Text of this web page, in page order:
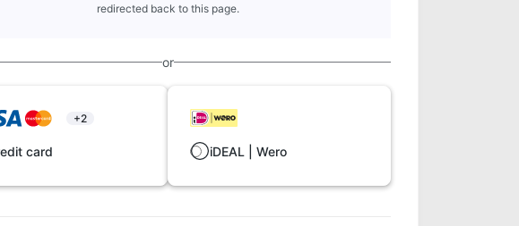
redirected back to this page.
or
+2
card iDEAL | Wero